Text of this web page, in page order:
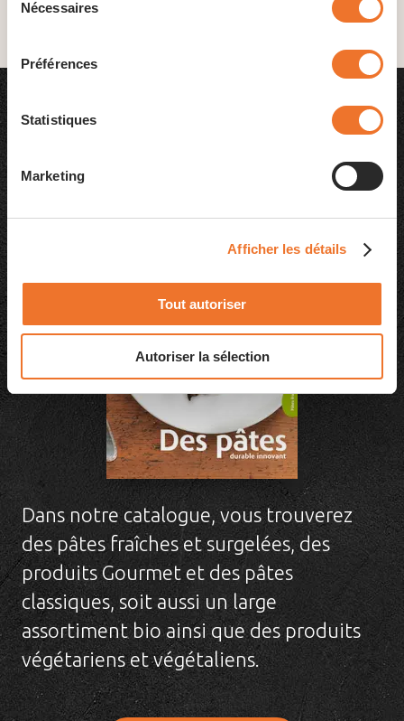
Nécessaires
Préférences
Statistiques
Marketing
Afficher les détails
Tout autoriser
Autoriser la sélection
Dans notre catalogue, vous trouverez
des pâtes fraîches et surgelées, des
produits Gourmet et des pâtes
classiques, soit aussi un large
assortiment bio ainsi que des produits
végétariens et végétaliens.